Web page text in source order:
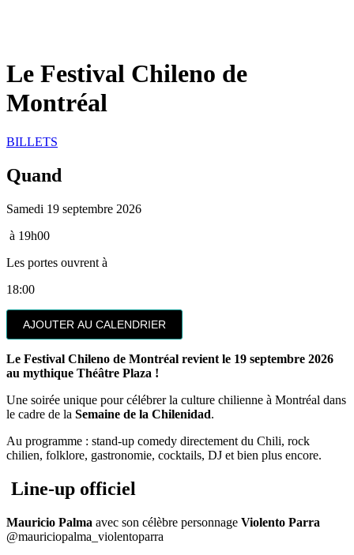
Le Festival Chileno de
Montréal
BILLETS
Quand
Samedi 19 septembre 2026
à 19h00
Les portes ouvrent à
18:00
AJOUTER AU CALENDRIER
Le Festival Chileno de Montréal revient le 19 septembre 2026
au mythique Théâtre Plaza !
Une soirée unique pour célébrer la culture chilienne à Montréal dans
le cadre de la Semaine de la Chilenidad.
Au programme : stand-up comedy directement du Chili, rock
chilien, folklore, gastronomie, cocktails, DJ et bien plus encore.
Line-up officiel
Mauricio Palma avec son célèbre personnage Violento Parra
@mauriciopalma_violentoparra